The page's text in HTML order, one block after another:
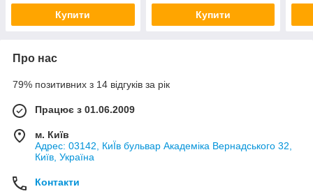
Купити Купити
Про нас
79% позитивних з 14 відгуків за рік
Працює з 01.06.2009
м. Київ
Адрес: 03142, КиЇв бульвар Академіка Вернадського 32,
Київ, Україна
Контакти